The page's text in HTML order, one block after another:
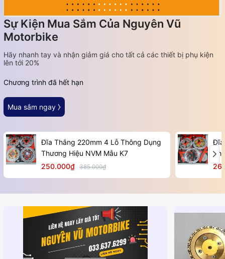
Sự Kiện Mua Sắm Của Nguyên Vũ
Motorbike
Hãy nhanh tay và nhận giảm giá cho tất cả các thiết bị phụ kiện
lên tới 20%
Chương trình đã hết hạn
Mua sắm ngay ⧽
Đĩa Thắng 220mm 4 Lỗ Thông Dụng
Thương Hiệu NVM Mẫu K7
250.000₫ 385.000₫
Đĩa